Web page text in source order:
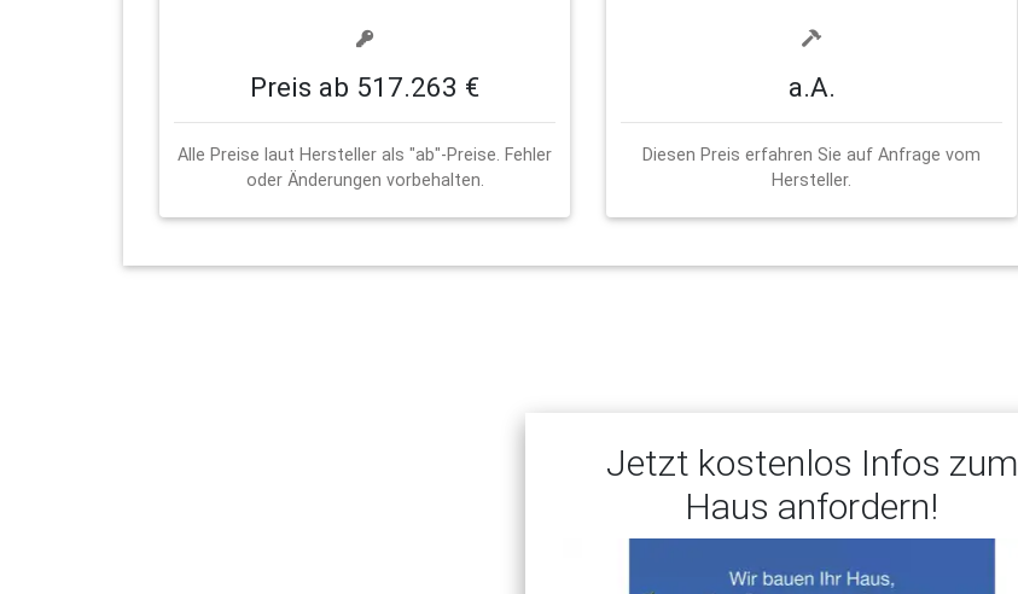
Preis ab 517.263 €
Alle Preise laut Hersteller als "ab"-Preise. Fehler
oder Änderungen vorbehalten.
a.A.
Diesen Preis erfahren Sie auf Anfrage vom
Hersteller.
Jetzt kostenlos Infos zum
Haus anfordern!